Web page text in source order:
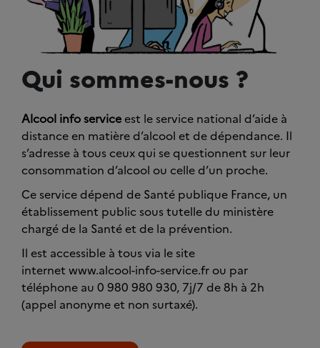
Qui sommes-nous ?
Alcool info service est le service national d’aide à
distance en matière d’alcool et de dépendance. Il
s’adresse à tous ceux qui se questionnent sur leur
consommation d’alcool ou celle d’un proche.
Ce service dépend de Santé publique France, un
établissement public sous tutelle du ministère
chargé de la Santé et de la prévention.
Il est accessible à tous via le site
internet www.alcool-info-service.fr ou par
téléphone au 0 980 980 930, 7j/7 de 8h à 2h
(appel anonyme et non surtaxé).